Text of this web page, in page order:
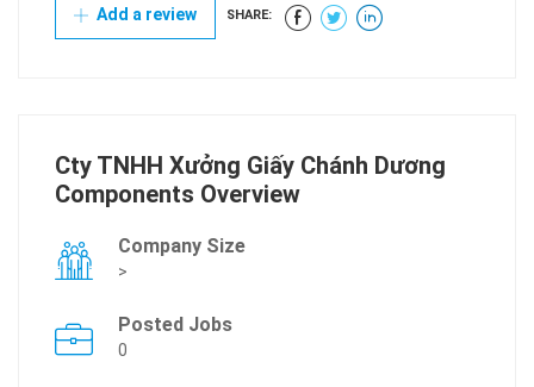
Add a review SHARE:
Cty TNHH Xưởng Giấy Chánh Dương
Components Overview
Company Size
>
Posted Jobs
0